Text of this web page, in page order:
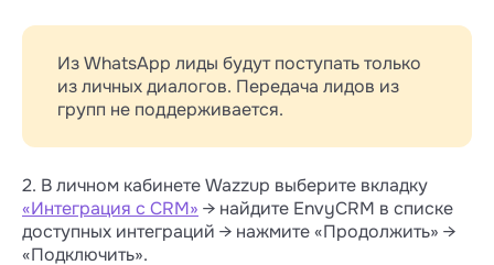
Из WhatsApp лиды будут поступать только
из личных диалогов. Передача лидов из
групп не поддерживается.
2. В личном кабинете Wazzup выберите вкладку
«Интеграция с CRM» → найдите EnvyCRM в списке
доступных интеграций → нажмите «Продолжить» →
«Подключить».